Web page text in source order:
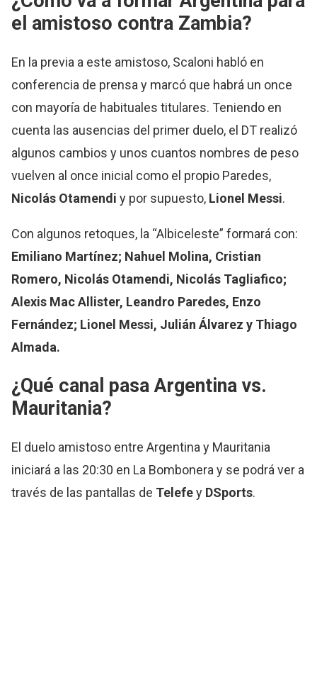
el amistoso contra Zambia?
En la previa a este amistoso, Scaloni habló en
conferencia de prensa y marcó que habrá un once
con mayoría de habituales titulares. Teniendo en
cuenta las ausencias del primer duelo, el DT realizó
algunos cambios y unos cuantos nombres de peso
vuelven al once inicial como el propio Paredes,
Nicolás Otamendiy por supuesto, Lionel Messi.
Con algunos retoques, la “Albiceleste” formará con:
Emiliano Martínez; Nahuel Molina, Cristian
Romero, Nicolás Otamendi, Nicolás Tagliafico;
Alexis Mac Allister, Leandro Paredes, Enzo
Fernández; Lionel Messi, Julián Álvarez y Thiago
Almada.
¿Qué canal pasa Argentina vs.
Mauritania?
El duelo amistoso entre Argentina y Mauritania
iniciará a las 20:30 en La Bombonera y se podrá ver a
través de las pantallas de Telefey DSports.